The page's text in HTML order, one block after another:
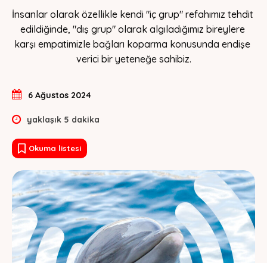
İnsanlar olarak özellikle kendi "iç grup" refahımız tehdit
edildiğinde, "dış grup" olarak algıladığımız bireylere
karşı empatimizle bağları koparma konusunda endişe
verici bir yeteneğe sahibiz.
6 Ağustos 2024
yaklaşık 5 dakika
Okuma listesi